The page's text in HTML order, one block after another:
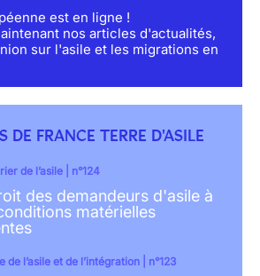
est en ligne !
nos articles d'actualités,
sur l'asile et les migrations en
DE FRANCE TERRE D'ASILE
de l’asile | n°124
des demandeurs d'asile à
matérielles
de l’asile et de l’intégration | n°123